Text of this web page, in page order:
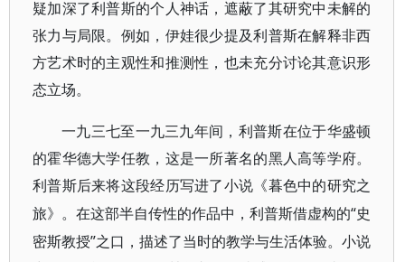
疑加深了利普斯的个人神话，遮蔽了其研究中未解的
张力与局限。例如，伊娃很少提及利普斯在解释非西
方艺术时的主观性和推测性，也未充分讨论其意识形
态立场。
一九三七至一九三九年间，利普斯在位于华盛顿
的霍华德大学任教，这是一所著名的黑人高等学府。
利普斯后来将这段经历写进了小说《暮色中的研究之
旅》。在这部半自传性的作品中，利普斯借虚构的“史
密斯教授”之口，描述了当时的教学与生活体验。小说